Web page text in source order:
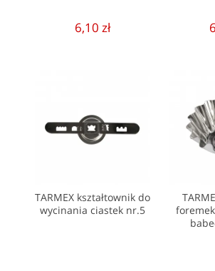
6,10 zł
TARMEX kształtownik do
wycinania ciastek nr.5